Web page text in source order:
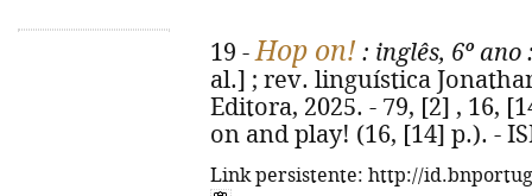
19 -Hop on! : inglês, 6º ano
al.] ; rev. linguística
Editora, 2025. - 79, [2] , 16,
on and play! (16, [14] p.). -
Link persistente: http://